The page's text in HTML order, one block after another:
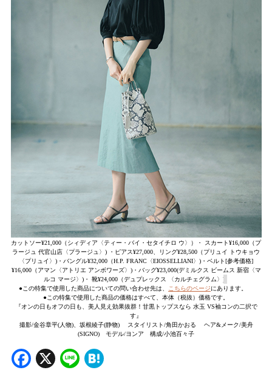
カットソー¥21,000（シィディア〈ティー・バイ・セタイチロ ウ〉）・ スカート¥16,000（プ
ラージュ 代官山店〈プラージュ〉) ・ピアス¥27,000、リング¥28,500（プリュイ トウキョウ
〈プリュイ〉)・バングル¥32,000（H.P. FRANC〈EIOSSELLIANI〉)・ベルト[参考価格]
¥16,000（アマン〈アトリエ アンボワーズ〉)・バッグ¥23,000(デミルクス ビームス 新宿〈マ
ルコ マージ〉)・ 靴¥24,000（デュプレックス 〈カルチェグラム〉)
●この特集で使用した商品についての問い合わせ先は、
こちらのページにあります。
●この特集で使用した商品の価格はすべて、本体（税抜）価格です。
『オンの日もオフの日も、美人見え効果抜群！甘黒トップスなら 水玉 VS袖コンの二択で
す』
撮影/金谷章平(人物)、坂根綾子(静物) スタイリスト/角田かおる ヘア&メーク/美舟
(SIGNO) モデル/ヨンア 構成/小池百々子
Facebook
X Line